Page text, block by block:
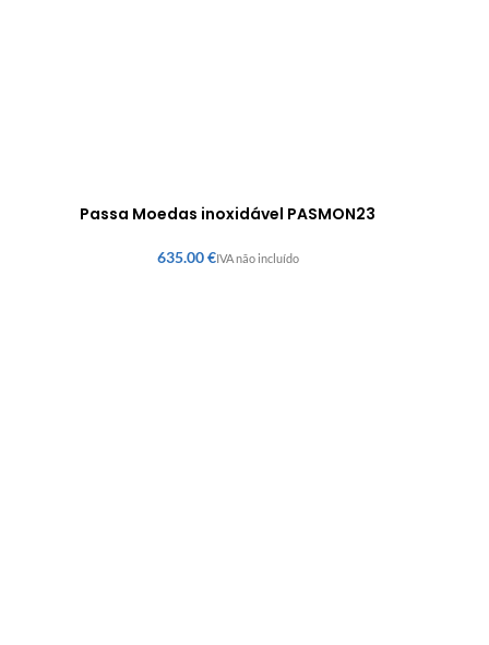
Passa Moedas inoxidável PASMON23
€